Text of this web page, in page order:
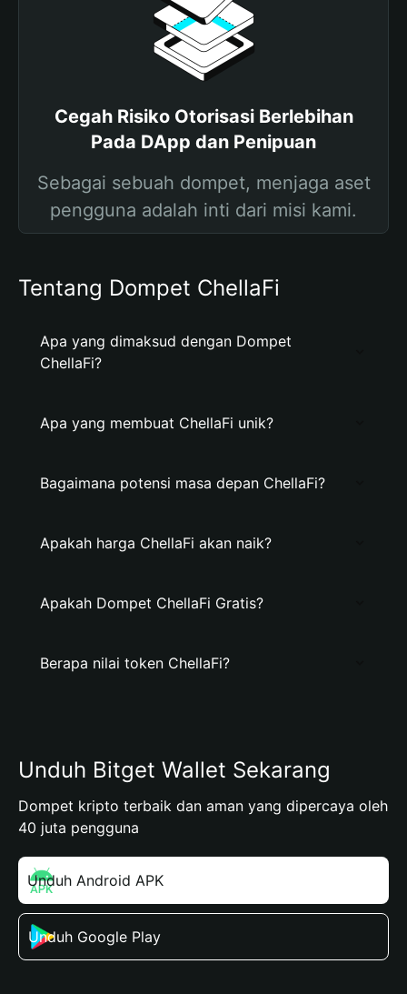
Cegah Risiko Otorisasi Berlebihan
Pada DApp dan Penipuan
Sebagai sebuah dompet, menjaga aset
pengguna adalah inti dari misi kami.
Tentang Dompet ChellaFi
Apa yang dimaksud dengan Dompet
ChellaFi?
Apa yang membuat ChellaFi unik?
Bagaimana potensi masa depan ChellaFi?
Apakah harga ChellaFi akan naik?
Apakah Dompet ChellaFi Gratis?
Berapa nilai token ChellaFi?
Unduh Bitget Wallet Sekarang
Dompet kripto terbaik dan aman yang dipercaya oleh
40 juta pengguna
Unduh Android APK
Unduh Google Play